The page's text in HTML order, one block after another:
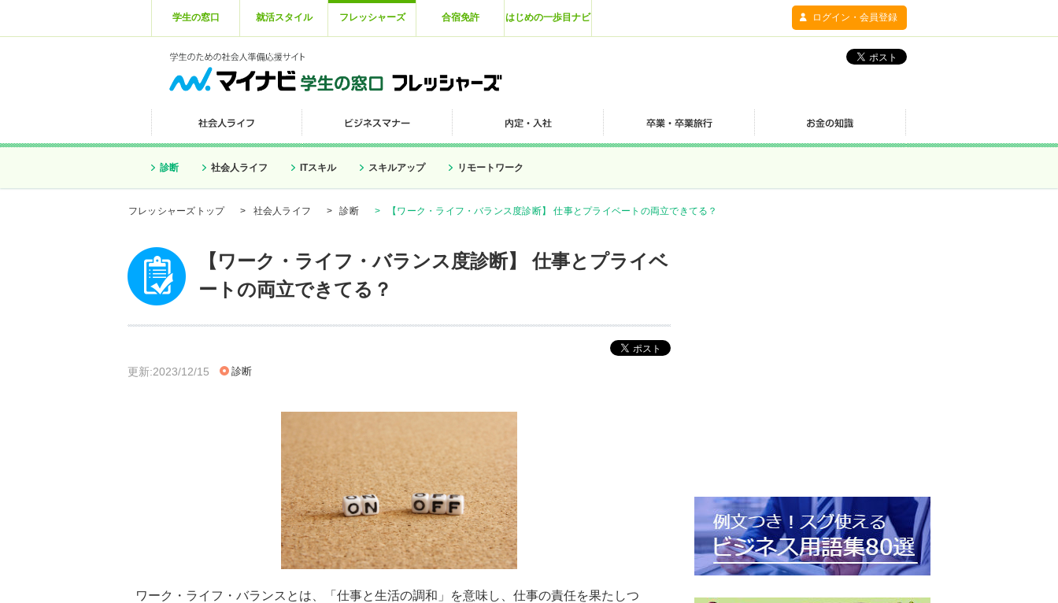
学生の窓口 就活スタイル フレッシャーズ 合宿免許 はじめの一歩目ナビ ログイン・会員登録
診断 社会人ライフ ITスキル スキルアップ リモートワーク
フレッシャーズトップ > 社会人ライフ > 診断 > 【ワーク・ライフ・バランス度診断】 仕事とプライベートの両立できてる？
【ワーク・ライフ・バランス度診断】 仕事とプライベ
ートの両立できてる？
更新:2023/12/15 診断
ワーク・ライフ・バランスとは、「仕事と生活の調和」を意味し、仕事の責任を果たしつ